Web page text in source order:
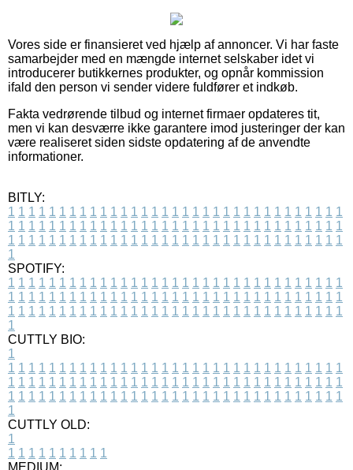
Vores side er finansieret ved hjælp af annoncer. Vi har faste
samarbejder med en mængde internet selskaber idet vi
introducerer butikkernes produkter, og opnår kommission
ifald den person vi sender videre fuldfører et indkøb.
Fakta vedrørende tilbud og internet firmaer opdateres tit,
men vi kan desværre ikke garantere imod justeringer der kan
være realiseret siden sidste opdatering af de anvendte
informationer.
BITLY:
1 1 1 1 1 1 1 1 1 1 1 1 1 1 1 1 1 1 1 1 1 1 1 1 1 1 1 1 1 1 1 1 1
1 1 1 1 1 1 1 1 1 1 1 1 1 1 1 1 1 1 1 1 1 1 1 1 1 1 1 1 1 1 1 1 1
1 1 1 1 1 1 1 1 1 1 1 1 1 1 1 1 1 1 1 1 1 1 1 1 1 1 1 1 1 1 1 1 1
1
SPOTIFY:
1 1 1 1 1 1 1 1 1 1 1 1 1 1 1 1 1 1 1 1 1 1 1 1 1 1 1 1 1 1 1 1 1
1 1 1 1 1 1 1 1 1 1 1 1 1 1 1 1 1 1 1 1 1 1 1 1 1 1 1 1 1 1 1 1 1
1 1 1 1 1 1 1 1 1 1 1 1 1 1 1 1 1 1 1 1 1 1 1 1 1 1 1 1 1 1 1 1 1
1
CUTTLY BIO:
1
1 1 1 1 1 1 1 1 1 1 1 1 1 1 1 1 1 1 1 1 1 1 1 1 1 1 1 1 1 1 1 1 1
1 1 1 1 1 1 1 1 1 1 1 1 1 1 1 1 1 1 1 1 1 1 1 1 1 1 1 1 1 1 1 1 1
1 1 1 1 1 1 1 1 1 1 1 1 1 1 1 1 1 1 1 1 1 1 1 1 1 1 1 1 1 1 1 1 1
1
CUTTLY OLD:
1
1 1 1 1 1 1 1 1 1 1
MEDIUM: